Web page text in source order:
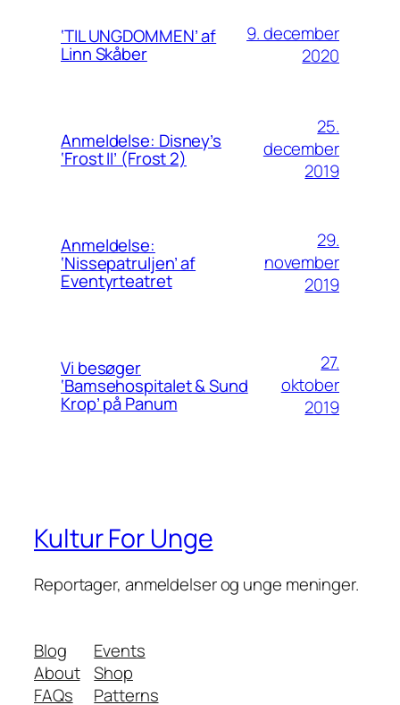
‘TIL UNGDOMMEN’ af
Linn Skåber
9. december
2020
Anmeldelse: Disney’s
‘Frost II’ (Frost 2)
25.
december
2019
Anmeldelse:
‘Nissepatruljen’ af
Eventyrteatret
29.
november
2019
Vi besøger
‘Bamsehospitalet & Sund
Krop’ på Panum
27.
oktober
2019
Kultur For Unge
Reportager, anmeldelser og unge meninger.
Blog
About
FAQs
Events
Shop
Patterns